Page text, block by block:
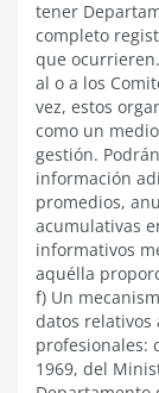
tener
completo
que
al o a los
vez, estos
como un
gestión.
información
promedios,
acumulativas
informativos
aquélla
f) Un
datos relativos
profesionales:
1969, del